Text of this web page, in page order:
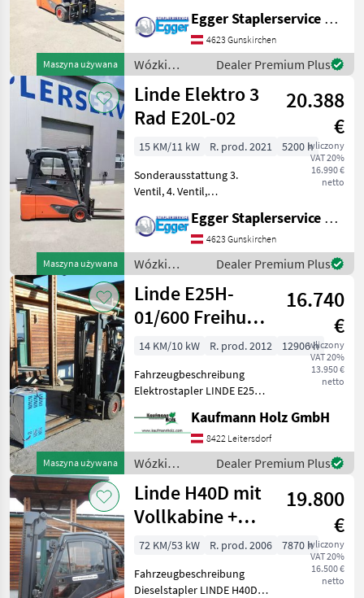
Maszyna używana
Arbeitsscheinwerfer vorn,
Dachabdeckung,
Frontscheibe, Vollkabine,
Vollfreihub, Safety Light, J
Egger Staplerservice GmbH &Co KG
4623 Gunskirchen
Wózki
widłowe i
technika
magazynowa
/ Linde
Dealer Premium Plus
Maszyna używana
Linde Elektro 3
Rad E20L-02
20.388
€
wliczony
VAT 20%
16.990 €
netto
15 KM/11 kW R. prod. 2021
5200 h
Sonderausstattung 3.
Ventil, 4. Ventil,
Arbeitsscheinwerfer vorn,
Dachabdeckung,
Frontscheibe, Heizung,
Vollkabine, Vollfreihub, Safe
Egger Staplerservice GmbH &Co KG
4623 Gunskirchen
Wózki
widłowe i
technika
magazynowa
/ Linde
Dealer Premium Plus
Maszyna używana
Linde E25H-
01/600 Freihub +
SS + 4.Kreis
16.740
€
wliczony
VAT 20%
13.950 €
netto
14 KM/10 kW R. prod. 2012
12906 h
Fahrzeugbeschreibung
Elektrostapler LINDE E25H-
12.906 Stunden 2, 5 Tonnen
Hubkraft 2, 22 Meter
Bauhöhe 3, 21 Meter
Hubhöhe
Kaufmann Holz GmbH
8422 Leitersdorf
Wózki
widłowe i
technika
magazynowa
/ Linde
Dealer Premium Plus
Linde H40D mit
Vollkabine +
Rußfilter +
Seitenschieber
19.800
€
wliczony
VAT 20%
16.500 €
netto
72 KM/53 kW R. prod. 2006
7870 h
Fahrzeugbeschreibung
Dieselstapler LINDE H40D